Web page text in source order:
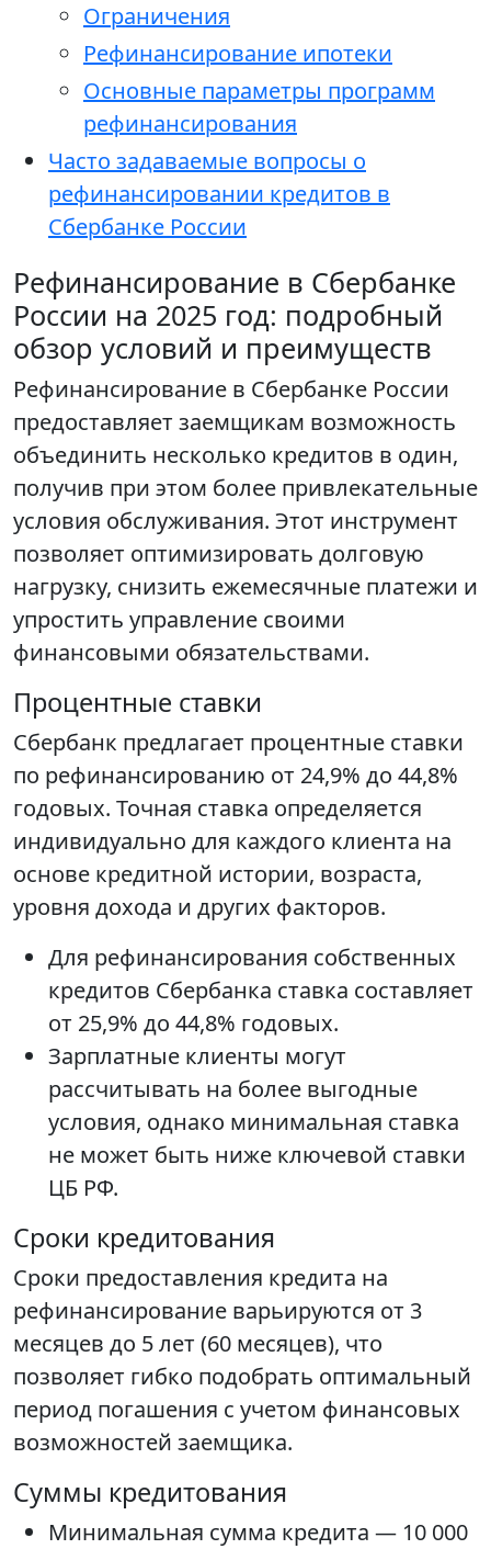
Ограничения
Рефинансирование ипотеки
Основные параметры программ
рефинансирования
Часто задаваемые вопросы о
рефинансировании кредитов в
Сбербанке России
Рефинансирование в Сбербанке
России на 2025 год: подробный
обзор условий и преимуществ
Рефинансирование в Сбербанке России
предоставляет заемщикам возможность
объединить несколько кредитов в один,
получив при этом более привлекательные
условия обслуживания. Этот инструмент
позволяет оптимизировать долговую
нагрузку, снизить ежемесячные платежи и
упростить управление своими
финансовыми обязательствами.
Процентные ставки
Сбербанк предлагает процентные ставки
по рефинансированию от 24,9% до 44,8%
годовых. Точная ставка определяется
индивидуально для каждого клиента на
основе кредитной истории, возраста,
уровня дохода и других факторов.
Для рефинансирования собственных
кредитов Сбербанка ставка составляет
от 25,9% до 44,8% годовых.
Зарплатные клиенты могут
рассчитывать на более выгодные
условия, однако минимальная ставка
не может быть ниже ключевой ставки
ЦБ РФ.
Сроки кредитования
Сроки предоставления кредита на
рефинансирование варьируются от 3
месяцев до 5 лет (60 месяцев), что
позволяет гибко подобрать оптимальный
период погашения с учетом финансовых
возможностей заемщика.
Суммы кредитования
Минимальная сумма кредита — 10 000